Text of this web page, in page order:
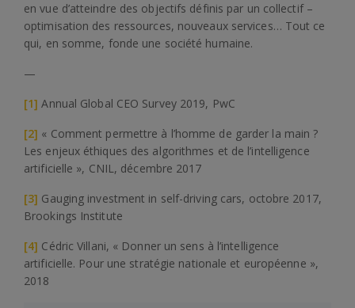
en vue d’atteindre des objectifs définis par un collectif –
optimisation des ressources, nouveaux services… Tout ce
qui, en somme, fonde une société humaine.
—
[1] Annual Global CEO Survey 2019, PwC
[2] « Comment permettre à l’homme de garder la main ?
Les enjeux éthiques des algorithmes et de l’intelligence
artificielle », CNIL, décembre 2017
[3] Gauging investment in self-driving cars, octobre 2017,
Brookings Institute
[4] Cédric Villani, « Donner un sens à l’intelligence
artificielle. Pour une stratégie nationale et européenne »,
2018